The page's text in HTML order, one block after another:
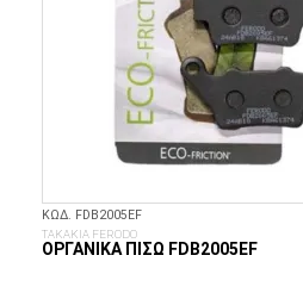
ΚΩΔ. FDB2005EF
ΤΑΚΑΚΙΑ FERODO
ΟΡΓΑΝΙΚΆ ΠΊΣΩ FDB2005EF